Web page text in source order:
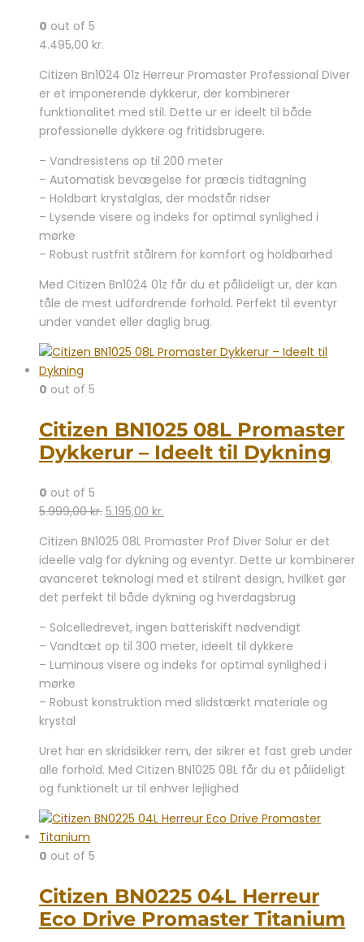
0 out of 5
4.495,00 kr.
Citizen Bn1024 01z Herreur Promaster Professional Diver
er et imponerende dykkerur, der kombinerer
funktionalitet med stil. Dette ur er ideelt til både
professionelle dykkere og fritidsbrugere.
– Vandresistens op til 200 meter
– Automatisk bevægelse for præcis tidtagning
– Holdbart krystalglas, der modstår ridser
– Lysende visere og indeks for optimal synlighed i
mørke
– Robust rustfrit stålrem for komfort og holdbarhed
Med Citizen Bn1024 01z får du et pålideligt ur, der kan
tåle de mest udfordrende forhold. Perfekt til eventyr
under vandet eller daglig brug.
0 out of 5
Citizen BN1025 08L Promaster
Dykkerur – Ideelt til Dykning
0 out of 5
5.999,00kr. Den
pris
var:
5.999,00 kr..
5.195,00 kr.
pris
er:
5.195,00 kr..
Citizen BN1025 08L Promaster Prof Diver Solur er det
ideelle valg for dykning og eventyr. Dette ur kombinerer
avanceret teknologi med et stilrent design, hvilket gør
det perfekt til både dykning og hverdagsbrug
– Solcelledrevet, ingen batteriskift nødvendigt
– Vandtæt op til 300 meter, ideelt til dykkere
– Luminous visere og indeks for optimal synlighed i
mørke
– Robust konstruktion med slidstærkt materiale og
krystal
Uret har en skridsikker rem, der sikrer et fast greb under
alle forhold. Med Citizen BN1025 08L får du et pålideligt
og funktionelt ur til enhver lejlighed
0 out of 5
Citizen BN0225 04L Herreur
Eco Drive Promaster Titanium